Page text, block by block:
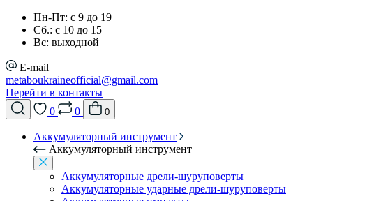
Пн-Пт: с 9 до 19
Сб.: с 10 до 15
Вс: выходной
E-mail
metaboukraineofficial@gmail.com
Перейти в контакты
0
0 0
Аккумуляторный инструмент
Аккумуляторный инструмент
Аккумуляторные дрели-шуруповерты
Аккумуляторные ударные дрели-шуруповерты